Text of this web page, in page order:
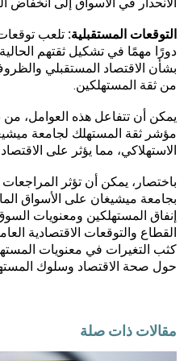
التوقعات المستقبلية: تلعب
دورًا مهمًا في تشكيل ثقتهم
بشأن الاقتصاد المستقبلي
من ثقة المستهلكين.
يمكن أن تتفاعل هذه العوامل،
مؤشر ثقة المستهلك لجامعة
الاستهلاكي، مما يؤثر على
باختصار، يمكن أن تؤثر
بجامعة ميشيغان على الأسواق
إنفاق المستهلكين ومعنويات
القطاع والتوقعات الاقتصادية
كثب التغيرات في معنويات
حول صحة الاقتصاد وسلوك
مقالات ذات صلة